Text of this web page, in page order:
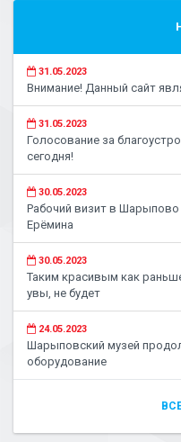
31.05.2023
Внимание! Данный сайт
31.05.2023
Голосование за
сегодня!
30.05.2023
Рабочий визит в Шарыпово
Ерёмина
30.05.2023
Таким красивым как
увы, не будет
24.05.2023
Шарыповский музей
оборудование